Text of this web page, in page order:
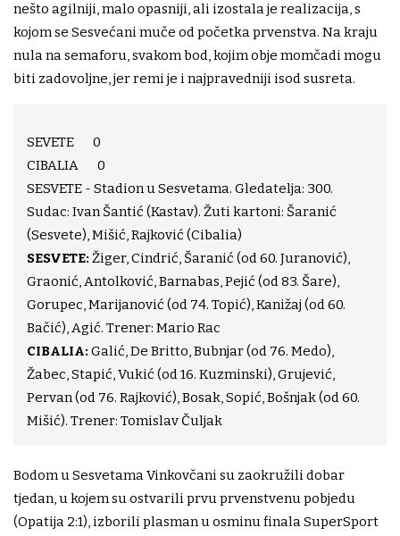
nešto agilniji, malo opasniji, ali izostala je realizacija, s
kojom se Sesvećani muče od početka prvenstva. Na kraju
nula na semaforu, svakom bod, kojim obje momčadi mogu
biti zadovoljne, jer remi je i najpravedniji isod susreta.
SEVETE 0
CIBALIA 0
SESVETE - Stadion u Sesvetama. Gledatelja: 300.
Sudac: Ivan Šantić (Kastav). Žuti kartoni: Šaranić
(Sesvete), Mišić, Rajković (Cibalia)
SESVETE: Žiger, Cindrić, Šaranić (od 60. Juranović),
Graonić, Antolković, Barnabas, Pejić (od 83. Šare),
Gorupec, Marijanović (od 74. Topić), Kanižaj (od 60.
Bačić), Agić. Trener: Mario Rac
CIBALIA: Galić, De Britto, Bubnjar (od 76. Medo),
Žabec, Stapić, Vukić (od 16. Kuzminski), Grujević,
Pervan (od 76. Rajković), Bosak, Sopić, Bošnjak (od 60.
Mišić). Trener: Tomislav Čuljak
Bodom u Sesvetama Vinkovčani su zaokružili dobar
tjedan, u kojem su ostvarili prvu prvenstvenu pobjedu
(Opatija 2:1), izborili plasman u osminu finala SuperSport